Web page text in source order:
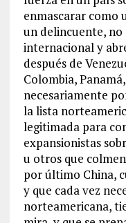
enmascarar como
un delincuente,
internacional y
después de
Colombia,
necesariamente
la lista
legitimada para
expansionistas
u otros que
por último China,
y que cada vez
norteamericana,